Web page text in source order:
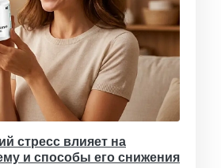
стресс влияет на
и способы его снижения